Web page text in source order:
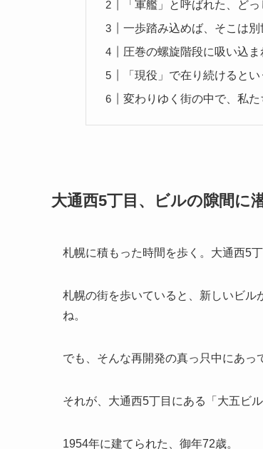
「軍艦」と呼ばれた、ど
一歩踏み込めば、そこは別
圧巻の螺旋階段に吸い込ま
「現役」で在り続けるとい
変わりゆく街の中で、私
大通西5丁目、ビルの隙間に
札幌に積もった時間を歩く。大通西5
札幌の街を歩いていると、新しいビル
ね。
でも、そんな再開発の真っ只中にあっ
それが、大通西5丁目にある「大五ビ
1954年に建てられた、御年72歳。